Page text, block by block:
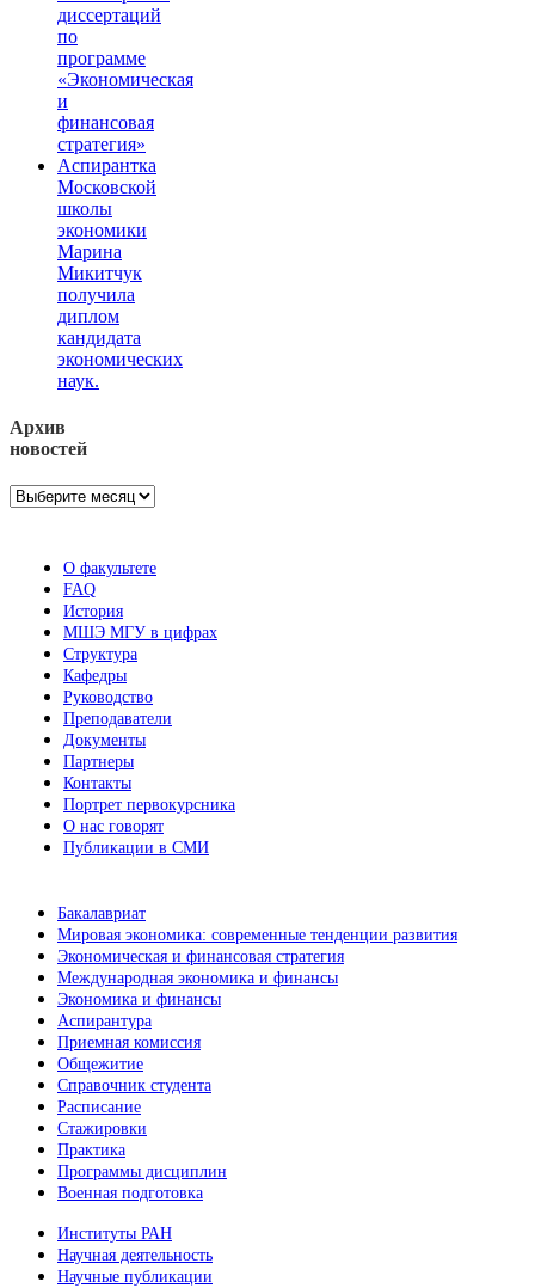
диссертаций
по
программе
«Экономическая
и
финансовая
стратегия»
Аспирантка
Московской
школы
экономики
Марина
Микитчук
получила
диплом
кандидата
экономических
наук.
Архив
новостей
Архив
О факультете
FAQ
История
МШЭ МГУ в цифрах
Структура
Кафедры
Руководство
Преподаватели
Документы
Партнеры
Контакты
Портрет первокурсника
О нас говорят
Публикации в СМИ
Бакалавриат
Мировая экономика: современные тенденции развития
Экономическая и финансовая стратегия
Международная экономика и финансы
Экономика и финансы
Аспирантура
Приемная комиссия
Общежитие
Справочник студента
Расписание
Стажировки
Практика
Программы дисциплин
Военная подготовка
Институты РАН
Научная деятельность
Научные публикации